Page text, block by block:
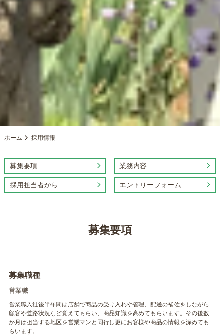
ホーム 採用情報
募集要項 業務内容
採用担当者から エントリーフォーム
募集要項
募集職種
営業職
営業職入社後半年間は店舗で商品の受け入れや管理、配送の補佐をしながら
顧客や道路状況など覚えてもらい、商品知識を高めてもらいます。その後数
か月は担当する地区を営業マンと同行し更にお客様や商品の情報を深めても
らいます。